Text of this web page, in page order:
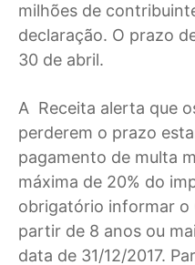
milhões de
declaração. O prazo
30 de abril.
A Receita alerta que
perderem o prazo
pagamento de multa
máxima de 20% do
obrigatório informar o
partir de 8 anos ou
data de 31/12/2017.